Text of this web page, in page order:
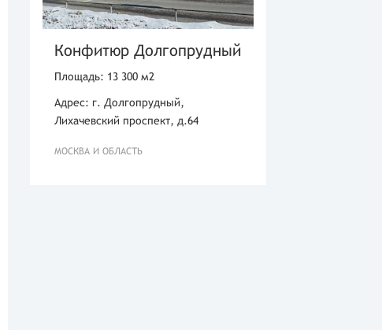
Конфитюр Долгопрудный
Площадь: 13 300 м2
Адрес: г. Долгопрудный,
Лихачевский проспект, д.64
МОСКВА И ОБЛАСТЬ